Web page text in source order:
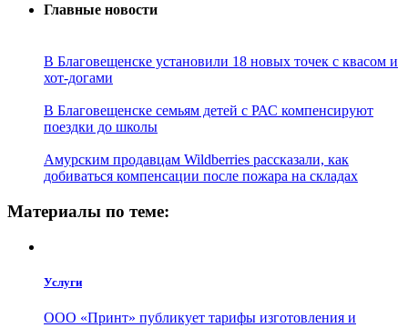
Главные новости
В Благовещенске установили 18 новых точек с квасом и
хот-догами
В Благовещенске семьям детей с РАС компенсируют
поездки до школы
Амурским продавцам Wildberries рассказали, как
добиваться компенсации после пожара на складах
Материалы по теме:
Услуги
ООО «Принт» публикует тарифы изготовления и